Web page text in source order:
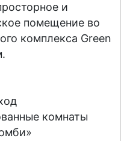
и
помещение во
комплекса Green
комнаты